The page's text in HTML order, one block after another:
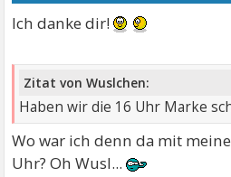
Ich danke dir!
Zitat von Wuslchen:
Haben wir die 16 Uhr Marke
Wo war ich denn da mit
Uhr? Oh Wusl...